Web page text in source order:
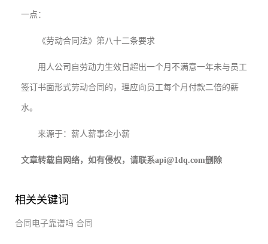
一点：
《劳动合同法》第八十二条要求
用人公司自劳动力生效日超出一个月不满意一年未与员工
签订书面形式劳动合同的，理应向员工每个月付款二倍的薪
水。
来源于：薪人薪事企小薪
文章转载自网络，如有侵权，请联系api@1dq.com删除
相关关键词
合同电子靠谱吗 合同